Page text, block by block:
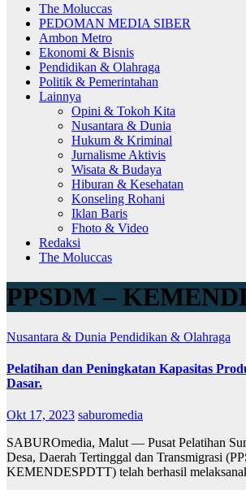
The Moluccas
PEDOMAN MEDIA SIBER
Ambon Metro
Ekonomi & Bisnis
Pendidikan & Olahraga
Politik & Pemerintahan
Lainnya
Opini & Tokoh Kita
Nusantara & Dunia
Hukum & Kriminal
Jurnalisme Aktivis
Wisata & Budaya
Hiburan & Kesehatan
Konseling Rohani
Iklan Baris
Fhoto & Video
Redaksi
The Moluccas
PPSDM –
Nusantara & Dunia Pendidikan & Olahraga
Pelatihan dan Peningkatan Kapasitas
Dasar.
Okt 17, 2023 saburomedia
SABUROmedia, Malut — Pusat Pelatihan
Desa, Daerah Tertinggal dan Transmigrasi
KEMENDESPDTT) telah berhasil